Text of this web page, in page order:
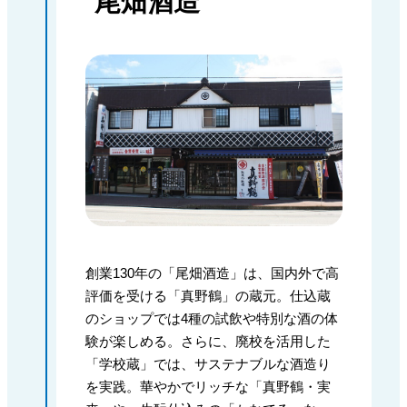
創業130年の「尾畑酒造」は、国内外で高
評価を受ける「真野鶴」の蔵元。仕込蔵
のショップでは4種の試飲や特別な酒の体
験が楽しめる。さらに、廃校を活用した
「学校蔵」では、サステナブルな酒造り
を実践。華やかでリッチな「真野鶴・実